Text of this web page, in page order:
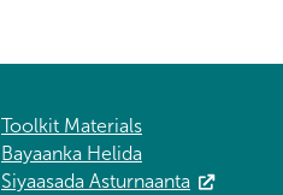
Toolkit Materials
Bayaanka Helida
Siyaasada Asturnaanta